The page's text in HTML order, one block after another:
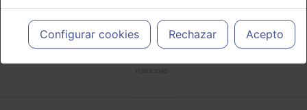
meramente informativo, siendo responsabilidad de los
profesionales facultados prescribir medicamentos y decidir, en
cada caso concreto, el tratamiento más adecuado a las
necesidades del paciente.
Configurar cookies Rechazar Acepto